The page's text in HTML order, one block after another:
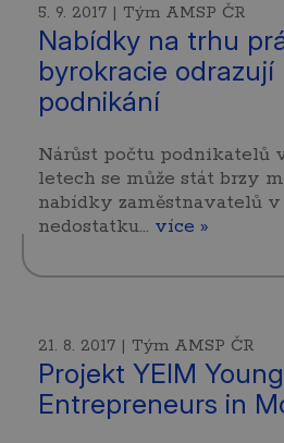
5. 9. 2017 | Tým AMSP ČR
Nabídky na trhu
byrokracie odrazují
podnikání
Nárůst počtu podnikatelů
letech se může stát brzy
nabídky zaměstnavatelů
nedostatku… více »
21. 8. 2017 | Tým AMSP ČR
Projekt YEIM Young
Entrepreneurs in